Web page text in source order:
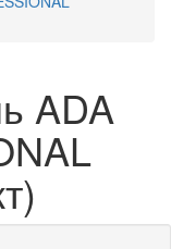
ADA